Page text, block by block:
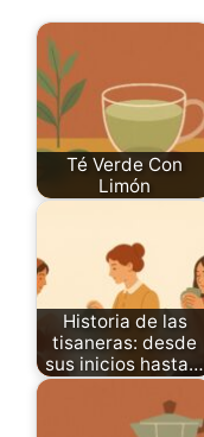
Té Verde Con
Limón
Historia de las
tisaneras: desde
sus inicios hasta…